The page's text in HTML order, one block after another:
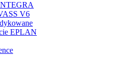
V6
EPLAN